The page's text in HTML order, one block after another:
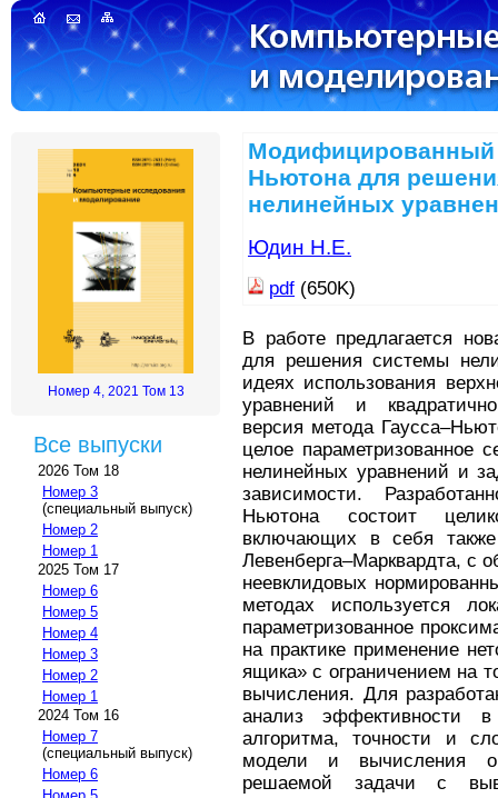
Номер 4, 2021 Том 13
Все выпуски
2026 Том 18
Номер 3
(специальный выпуск)
Номер 2
Номер 1
2025 Том 17
Номер 6
Номер 5
Номер 4
Номер 3
Номер 2
Номер 1
2024 Том 16
Номер 7
(специальный выпуск)
Номер 6
Модифицированный
Ньютона для
нелинейных
Юдин Н.Е.
pdf (650K)
В работе предлагается
для решения системы
идеях использования
уравнений и
версия метода
целое параметризованное
нелинейных уравнений и
зависимости.
Ньютона состоит
включающих в себя
Левенберга–Марквардта, с
неевклидовых
методах используется
параметризованное
на практике применение
ящика» с ограничением на
вычисления. Для
анализ эффективности
алгоритма, точности и
модели и вычисления
решаемой задачи с